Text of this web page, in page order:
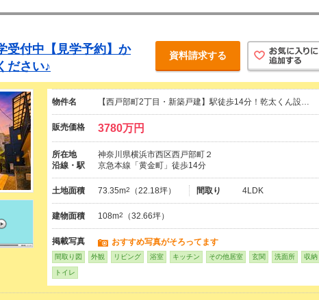
受付中【見学予約】か
ださい♪
資料請求する
物件名 【西戸部町2丁目・新築戸建】駅徒歩14分！乾太くん設…
販売価格 3780万円
所在地
神奈川県横浜市西区西戸部町２
沿線・駅
京急本線「黄金町」徒歩14分
土地面積 73.35m2 （22.18坪） 間取り 4LDK
建物面積 108m2 （32.66坪）
掲載写真 おすすめ写真がそろってます
間取り図 外観 リビング 浴室 キッチン その他居室 玄関 洗面所 収納
トイレ